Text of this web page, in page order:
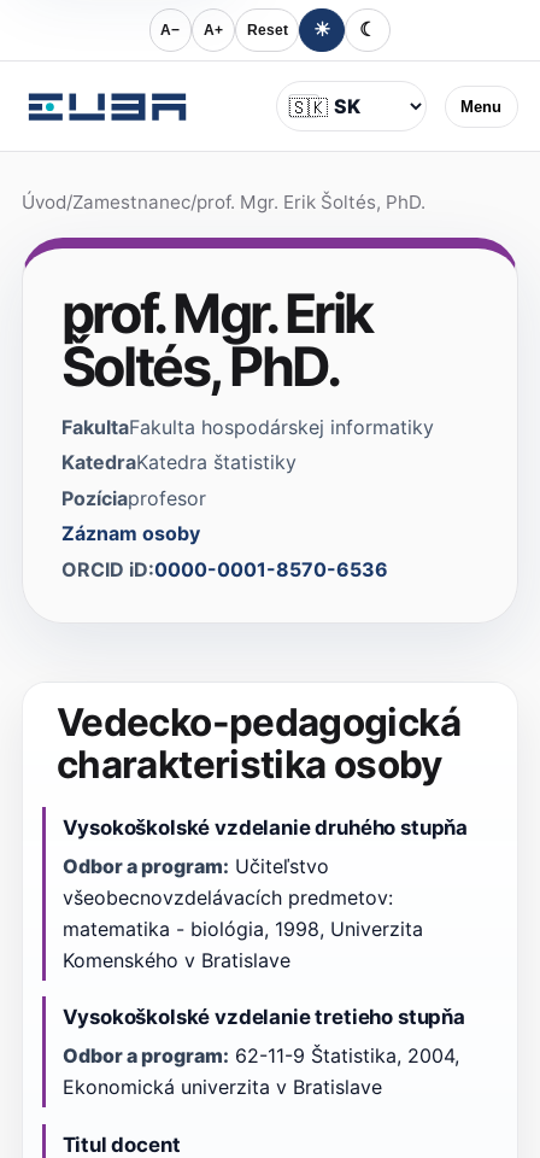
A− A+ Reset ☀ ☾
Menu
Jazyk
🇸🇰
Úvod/Zamestnanec/prof. Mgr. Erik Šoltés, PhD.
prof. Mgr. Erik
Šoltés, PhD.
FakultaFakulta hospodárskej informatiky
KatedraKatedra štatistiky
Pozíciaprofesor
Záznam osoby
ORCID iD:0000-0001-8570-6536
Vedecko-pedagogická
charakteristika osoby
Vysokoškolské vzdelanie druhého stupňa
Odbor a program: Učiteľstvo
všeobecnovzdelávacích predmetov:
matematika - biológia, 1998, Univerzita
Komenského v Bratislave
Vysokoškolské vzdelanie tretieho stupňa
Odbor a program: 62-11-9 Štatistika, 2004,
Ekonomická univerzita v Bratislave
Titul docent